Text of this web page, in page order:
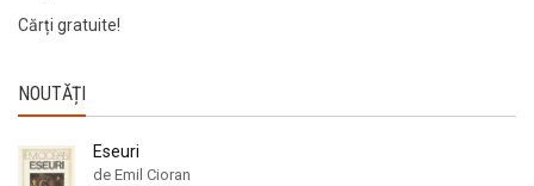
Cărți gratuite!
NOUTĂȚI
Eseuri
de Emil Cioran